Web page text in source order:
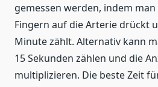
gemessen werden, indem
Fingern auf die Arterie drückt
Minute zählt. Alternativ kann
15 Sekunden zählen und die
multiplizieren. Die beste Zeit